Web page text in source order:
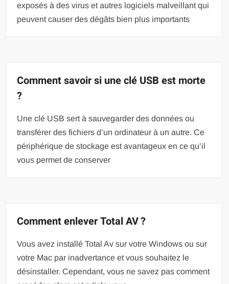
exposés à des virus et autres logiciels malveillant qui
peuvent causer des dégâts bien plus importants
Comment savoir si une clé USB est morte
?
Une clé USB sert à sauvegarder des données ou
transférer des fichiers d’un ordinateur à un autre. Ce
périphérique de stockage est avantageux en ce qu’il
vous permet de conserver
Comment enlever Total AV ?
Vous avez installé Total Av sur votre Windows ou sur
votre Mac par inadvertance et vous souhaitez le
désinstaller. Cependant, vous ne savez pas comment